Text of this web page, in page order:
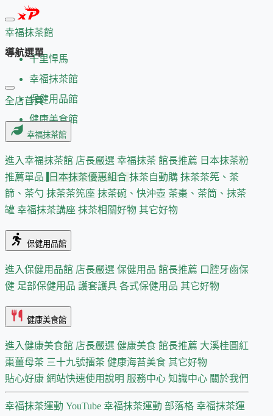
幸福抹茶館
千里悍馬
幸福抹茶館
保健用品館
健康美食館
導航選單
全店首頁
幸福抹茶館
進入幸福抹茶館 店長嚴選 幸福抹茶 館長推薦 日本抹茶粉
推薦單品
日本抹茶優惠組合 抹茶自動購 抹茶茶筅、茶
篩、茶勺 抹茶茶筅座 抹茶碗、快沖壺 茶棗、茶筒、抹茶
罐 幸福抹茶講座 抹茶相關好物 其它好物
保健用品館
進入保健用品館 店長嚴選 保健用品 館長推薦 口腔牙齒保
健 足部保健用品 護套護具 各式保健用品 其它好物
健康美食館
進入健康美食館 店長嚴選 健康美食 館長推薦 大溪桂圓紅
棗薑母茶 三十九號擂茶 健康海苔美食 其它好物
貼心好康 網站快速使用說明 服務中心 知識中心 關於我們
幸福抹茶運動 YouTube 幸福抹茶運動 部落格 幸福抹茶運